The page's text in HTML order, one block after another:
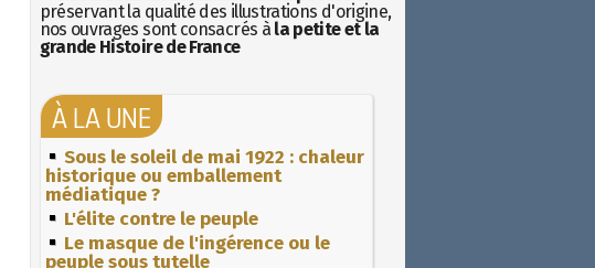
préservant la qualité des illustrations d'origine,
nos ouvrages sont consacrés à la petite et la
grande Histoire de France
À LA UNE
Sous le soleil de mai 1922 : chaleur
historique ou emballement
médiatique ?
L'élite contre le peuple
Le masque de l'ingérence ou le
peuple sous tutelle